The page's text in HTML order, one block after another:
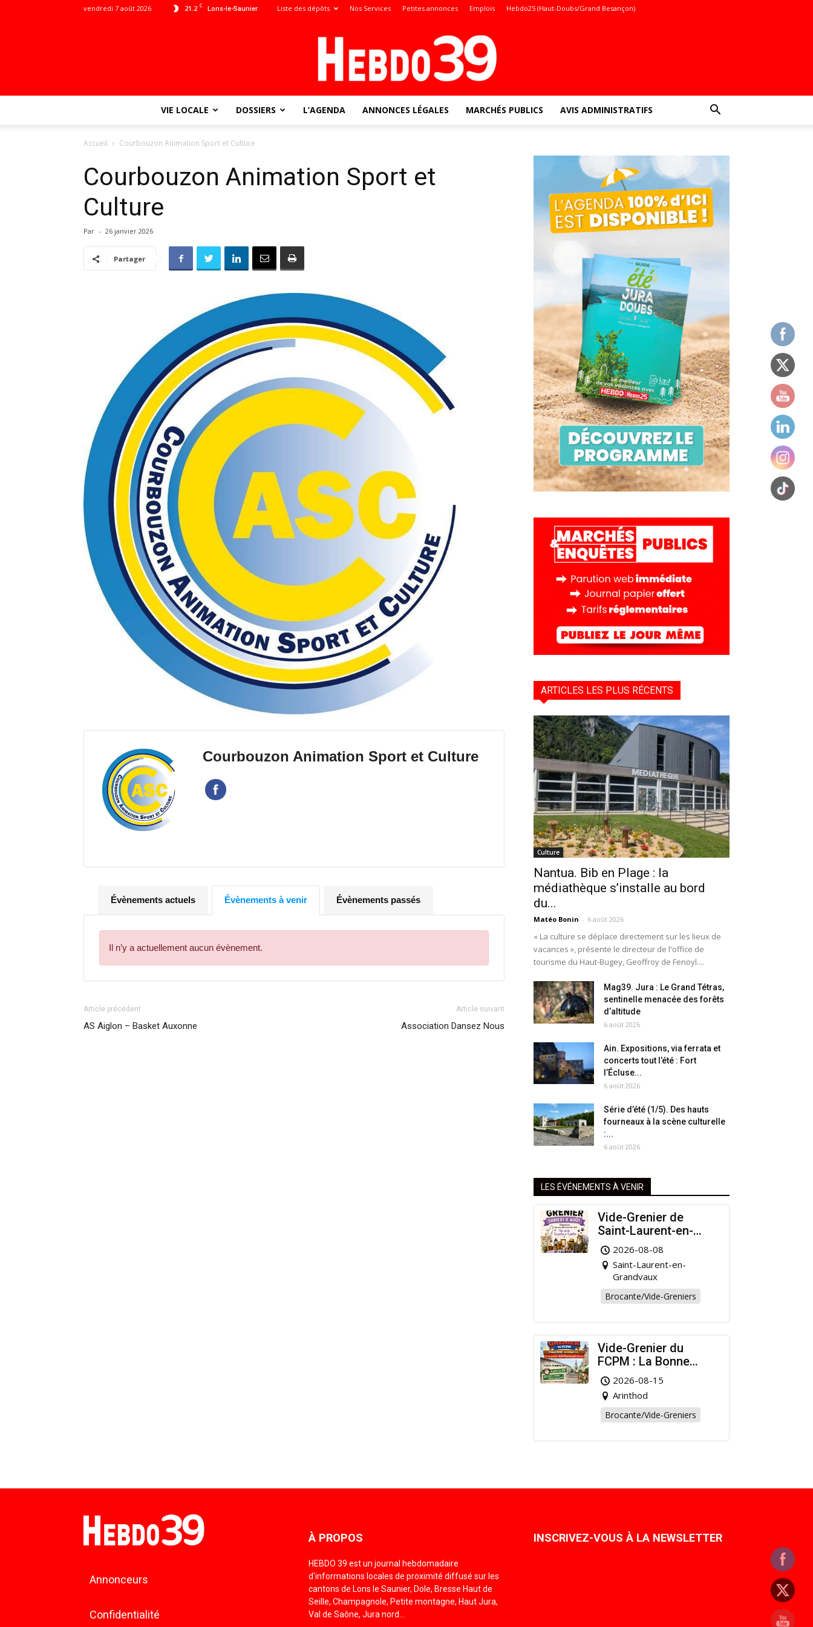
21.2 C Lons-le-Saunier
vendredi 7 août 2026 Liste des dépôts Nos Services Petites annonces Emplois Hebdo25 (Haut-Doubs/Grand Besançon)
l'info
Hebdo39
VIE LOCALE DOSSIERS L’AGENDA ANNONCES LÉGALES MARCHÉS PUBLICS AVIS ADMINISTRATIFS
Accueil Courbouzon Animation Sport et Culture
Courbouzon Animation Sport et
Culture
Par - 26 janvier 2026
Partager
Courbouzon Animation Sport et Culture
Évènements actuels Évènements à venir Évènements passés
Il n’y a actuellement aucun évènement.
Article précédent
AS Aiglon – Basket Auxonne
Article suivant
Association Dansez Nous
ARTICLES LES PLUS RÉCENTS
Culture
Nantua. Bib en Plage : la
médiathèque s’installe au bord
du...
Matéo Bonin - 6 août 2026
« La culture se déplace directement sur les lieux de
vacances », présente le directeur de l'office de
tourisme du Haut-Bugey, Geoffroy de Fenoyl....
Mag39. Jura : Le Grand Tétras,
sentinelle menacée des forêts
d’altitude
6 août 2026
Ain. Expositions, via ferrata et
concerts tout l’été : Fort
l’Écluse...
6 août 2026
Série d’été (1/5). Des hauts
fourneaux à la scène culturelle
:...
6 août 2026
LES ÉVÉNEMENTS À VENIR
Vide-Grenier de
Saint-Laurent-en-
Grandvaux : Venez
chiner pour la bonne
cause !
2026-08-08
Saint-Laurent-en-
Grandvaux
Brocante/Vide-Greniers
Vide-Grenier du
FCPM : La Bonne
Affaire de l’Été à
Arinthod !
2026-08-15
Arinthod
Brocante/Vide-Greniers